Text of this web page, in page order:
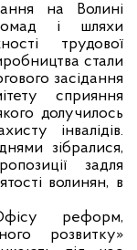
на Волині
і шляхи
трудової
стали
засідання
сприяння
долучилось
інвалідів.
зібралися,
задля
волинян, в
реформ,
розвитку»